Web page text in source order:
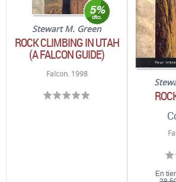
Stewart M. Green
ROCK CLIMBING IN UTAH
(A FALCON GUIDE)
Falcon. 1998
En